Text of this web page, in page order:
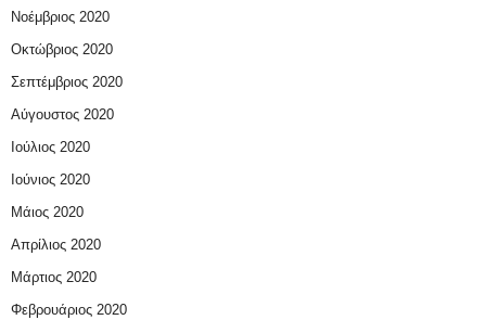
Νοέμβριος 2020
Οκτώβριος 2020
Σεπτέμβριος 2020
Αύγουστος 2020
Ιούλιος 2020
Ιούνιος 2020
Μάιος 2020
Απρίλιος 2020
Μάρτιος 2020
Φεβρουάριος 2020